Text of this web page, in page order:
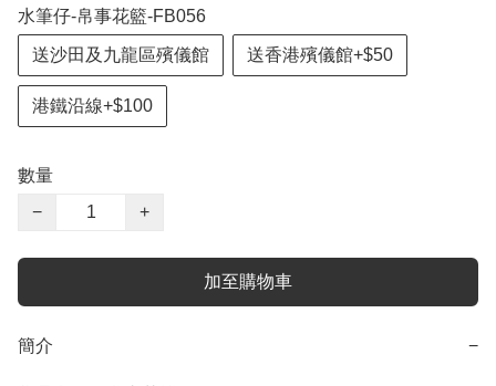
水筆仔-帛事花籃-FB056
送沙田及九龍區殯儀館 送香港殯儀館+$50
港鐵沿線+$100
數量
−
+
加至購物車
簡介 −